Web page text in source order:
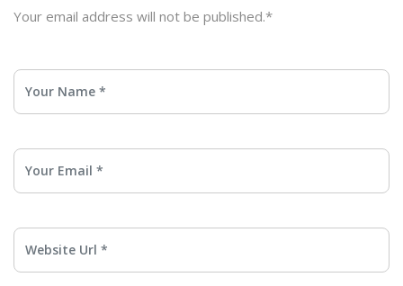
Your email address will not be published.*